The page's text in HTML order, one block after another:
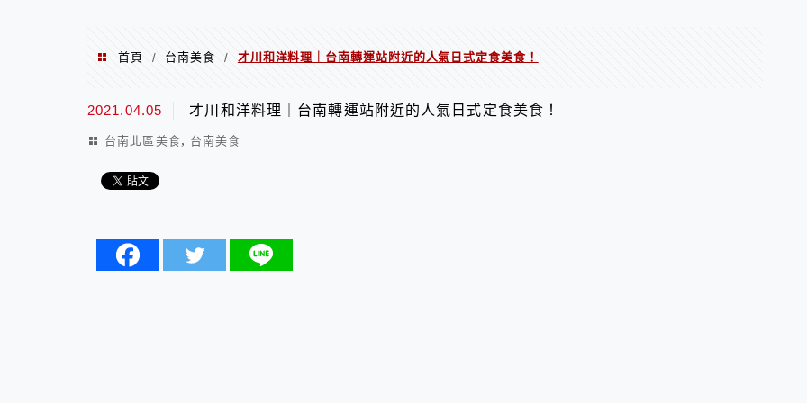
首頁 / 台南美食 / 才川和洋料理｜台南轉運站附近的人氣日式定食美食！
2021.04.05 才川和洋料理｜台南轉運站附近的人氣日式定食美食！
台南北區美食, 台南美食